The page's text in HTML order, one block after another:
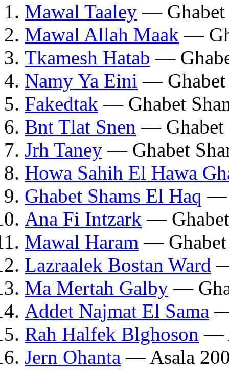
Mawal Taaley — Ghabet
Mawal Allah Maak —
Tkamesh Hatab —
Namy Ya Eini — Ghabet
Fakedtak — Ghabet
Bnt Tlat Snen — Ghabet
Jrh Taney — Ghabet
Howa Sahih El Hawa
Ghabet Shams El Haq —
Ana Fi Intzark —
Mawal Haram — Ghabet
Lazraalek Bostan Ward
Ma Mertah Galby —
Addet Najmat El Sama —
Rah Halfek Blghoson —
Jern Ohanta — Asala